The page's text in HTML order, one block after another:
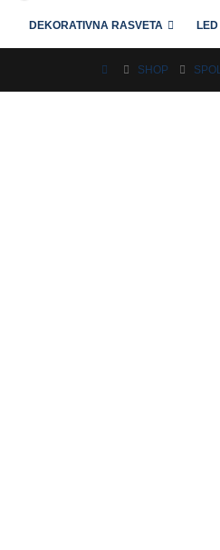
DEKORATIVNA RASVETA
SHOP